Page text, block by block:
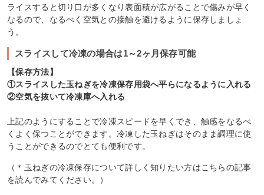
ライスすると切り口が多くなり表面積が広がることで傷みが早く
なるので、なるべく空気との接触を避けるように保存しましょ
う。
スライスして冷凍の場合は1～2ヶ月保存可能
【保存方法】
①スライスした玉ねぎを冷凍保存用袋へ平らになるように入れる
②空気を抜いて冷凍庫へ入れる
上記のようにすることで冷凍スピードを早くでき、触感をなるべ
くよく保つことができます。冷凍した玉ねぎはそのまま調理に使
うことができるのでとても便利です。
（＊玉ねぎの冷凍保存について詳しく知りたい方はこちらの記事
を読んでみてください。）